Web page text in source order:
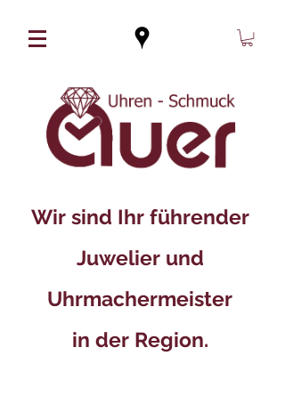
Wir sind Ihr führender
Juwelier und
Uhrmachermeister
in der Region.​